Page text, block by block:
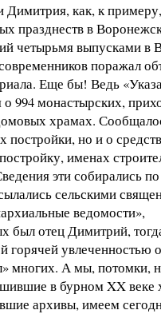
Димитрия, как, к примеру,
празднеств в
четырьмя выпусками в
поражал
Еще бы! Ведь
994 монастырских,
храмах.
постройки, но и о
именах
эти собирались
сельскими
ведомости»,
был отец Димитрий,
горячей увлеченностью
многих. А мы, потомки,
в бурном XX веке
архивы, имеем